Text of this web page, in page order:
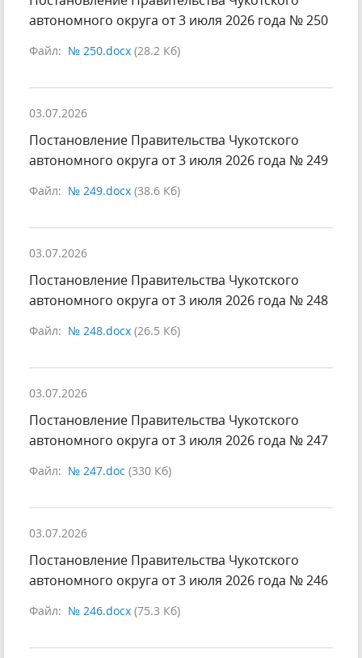
автономного округа от 3 июля 2026 года № 250
Файл: № 250.docx (28.2 Кб)
03.07.2026
Постановление Правительства Чукотского
автономного округа от 3 июля 2026 года № 249
Файл: № 249.docx (38.6 Кб)
03.07.2026
Постановление Правительства Чукотского
автономного округа от 3 июля 2026 года № 248
Файл: № 248.docx (26.5 Кб)
03.07.2026
Постановление Правительства Чукотского
автономного округа от 3 июля 2026 года № 247
Файл: № 247.doc (330 Кб)
03.07.2026
Постановление Правительства Чукотского
автономного округа от 3 июля 2026 года № 246
Файл: № 246.docx (75.3 Кб)